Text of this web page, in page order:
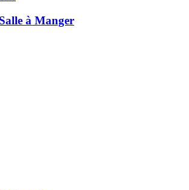
à Manger